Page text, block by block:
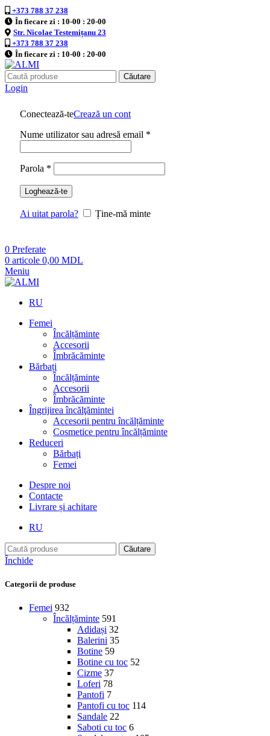
+373 788 37 238
În fiecare zi : 10-00 : 20-00
Str. Nicolae Testemițanu 23
+373 788 37 238
În fiecare zi : 10-00 : 20-00
Căutare
Login
Conectează-teCrează un cont
Nume utilizator sau adresă email *
Parola *
Loghează-te
Ai uitat parola? Ține-mă minte
0 Preferate
0 articole 0,00 MDL
Meniu
RU
Femei
Încălțăminte
Accesorii
Îmbrăcăminte
Bărbați
Încălțăminte
Accesorii
Îmbrăcăminte
Îngrijirea încălţămintei
Accesorii pentru încălțăminte
Cosmetice pentru încălțăminte
Reduceri
Bărbați
Femei
Despre noi
Contacte
Livrare și achitare
RU
Căutare
Închide
Categorii de produse
Femei 932
Încălțăminte 591
Adidași 32
Balerini 35
Botine 59
Botine cu toc 52
Cizme 37
Loferi 78
Pantofi 7
Pantofi cu toc 114
Sandale 22
Saboti cu toc 6